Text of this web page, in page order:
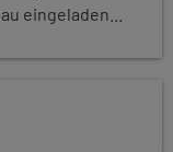
eingeladen...